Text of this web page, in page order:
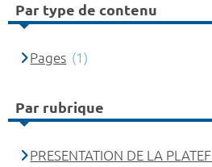
Par type de contenu
Pages (1)
Par rubrique
PRESENTATION DE LA